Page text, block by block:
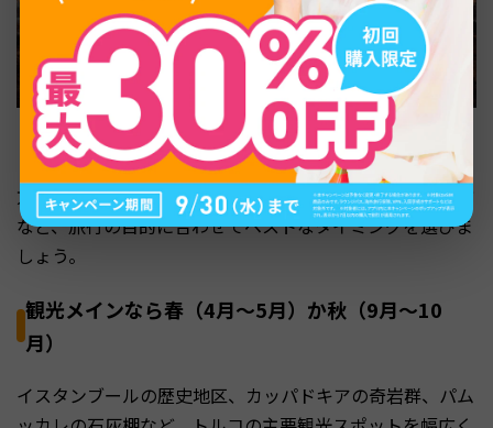
トルコ旅行の楽しみ方は人それぞれです。観光メインの
方、気球を確実に体験したい方、リゾートを満喫したい方
など、旅行の目的に合わせてベストなタイミングを選びま
しょう。
観光メインなら春（4月〜5月）か秋（9月〜10
月）
イスタンブールの歴史地区、カッパドキアの奇岩群、パム